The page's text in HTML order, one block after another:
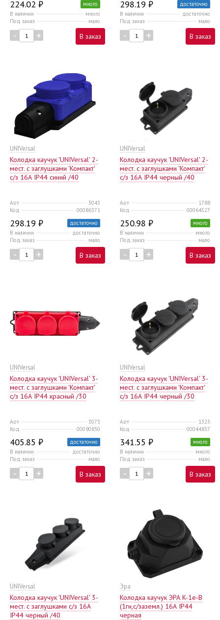
224.02 ₽
много
В наличии
много
Под заказ
мало
- + В заказ
298.19 ₽
достаточно
В наличии
достаточно
Под заказ
мало
- + В заказ
UNIVersal
Колодка каучук 'UNIVersal' 2-
мест. с заглушками 'Компакт'
с/з 16А IP44 синий /40
Арт
3043
Код
00086371
298.19 ₽
достаточно
В наличии
достаточно
Под заказ
мало
- + В заказ
UNIVersal
Колодка каучук 'UNIVersal' 2-
мест. с заглушками 'Компакт'
с/з 16А IP44 черный /40
Арт
1788
Код
00064527
250.98 ₽
много
В наличии
много
Под заказ
мало
- + В заказ
UNIVersal
Колодка каучук 'UNIVersal' 3-
мест. с заглушками 'Компакт'
с/з 16А IP44 красный /30
Арт
3073
Код
00090830
405.85 ₽
достаточно
В наличии
достаточно
Под заказ
мало
- + В заказ
UNIVersal
Колодка каучук 'UNIVersal' 3-
мест. с заглушками 'Компакт'
с/з 16А IP44 черный /30
Арт
1323
Код
00044837
341.55 ₽
много
В наличии
много
Под заказ
мало
- + В заказ
UNIVersal
Колодка каучук 'UNIVersal' 3-
мест. с заглушками с/з 16А
IP44 черный /40
Эра
Колодка каучук ЭРА K-1e-B
(1гн,c/заземл.) 16А IP44
черная